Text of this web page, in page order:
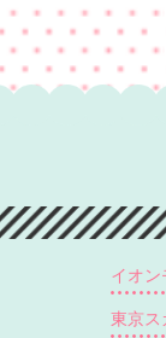
イオン
東京ス